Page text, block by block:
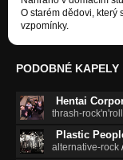
O starém dědovi, který
vzpomínky.
PODOBNÉ KAPELY
Hentai
thrash-rock'n'roll
Plastic
alternative-rock